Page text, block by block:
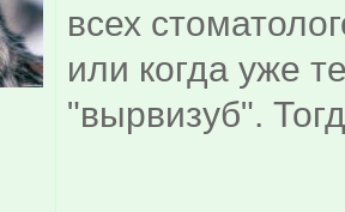
всех
или когда уже
"вырвизуб".